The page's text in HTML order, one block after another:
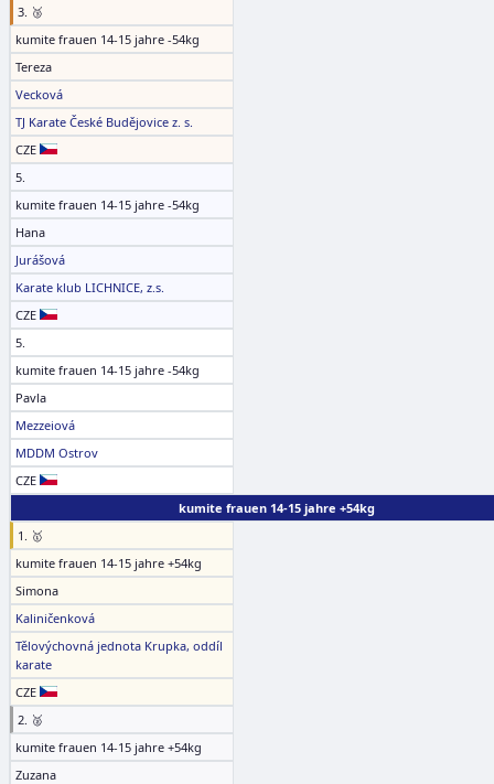
3. 🥉
kumite frauen 14-15 jahre -54kg
Tereza
Vecková
TJ Karate České Budějovice z. s.
CZE
5.
kumite frauen 14-15 jahre -54kg
Hana
Jurášová
Karate klub LICHNICE, z.s.
CZE
5.
kumite frauen 14-15 jahre -54kg
Pavla
Mezzeiová
MDDM Ostrov
CZE
kumite frauen 14-15 jahre +54kg
1. 🥇
kumite frauen 14-15 jahre +54kg
Simona
Kaliničenková
Tělovýchovná jednota Krupka, oddíl
karate
CZE
2. 🥈
kumite frauen 14-15 jahre +54kg
Zuzana